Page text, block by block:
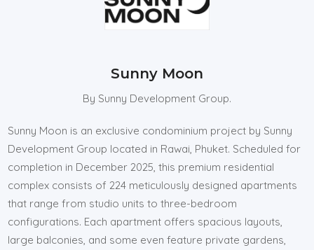
Sunny Moon
By Sunny Development Group.
Sunny Moon is an exclusive condominium project by Sunny
Development Group located in Rawai, Phuket. Scheduled for
completion in December 2025, this premium residential
complex consists of 224 meticulously designed apartments
that range from studio units to three-bedroom
configurations. Each apartment offers spacious layouts,
large balconies, and some even feature private gardens,